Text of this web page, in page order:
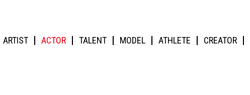
MEDIA
ARTIST ACTOR TALENT MODEL ATHLETE CREATOR